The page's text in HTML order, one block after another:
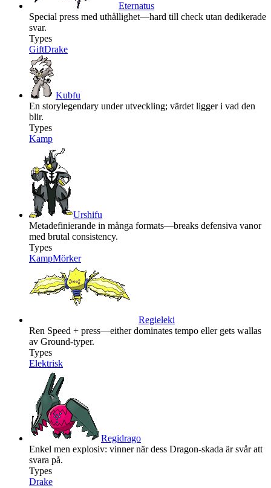
Eternatus
Special press med uthållighet—hard till check utan dedikerade
svar.
Types
GiftDrake
Kubfu
En storylegendary under utveckling; värdet ligger i vad den
blir.
Types
Kamp
Urshifu
Metadefinierande in många formats—breaks defensiva vanor
med brutal consistency.
Types
KampMörker
Regieleki
Ren Speed + press—either dominates tempo eller gets wallas
av Ground-typer.
Types
Elektrisk
Regidrago
Enkel men explosiv: vinner när dess Dragon-skada är svår att
svara på.
Types
Drake